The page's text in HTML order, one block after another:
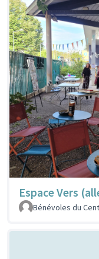
Espace Vers
Bénévoles du